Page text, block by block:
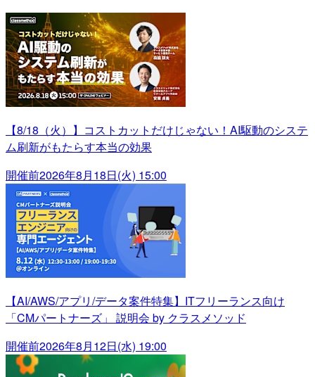
【8/18（火）】コストカットだけじゃない！AI駆動のシステ
ム刷新がもたらす本当の効果
開催前2026年8月18日(火) 15:00
【AI/AWS/アプリ/データ案件特集】ITフリーランス向け
「CMパートナーズ」 説明会 by クラスメソッド
開催前2026年8月12日(水) 19:00